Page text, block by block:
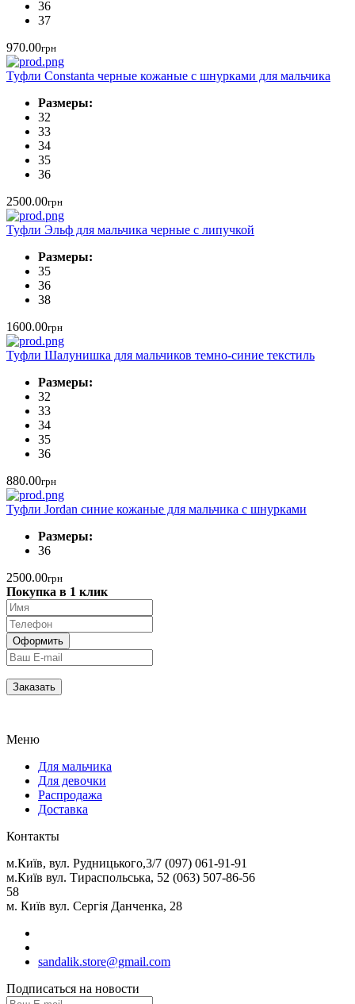
36
37
970.00грн
Туфли Constanta черные кожаные с шнурками для мальчика
Размеры:
32
33
34
35
36
2500.00грн
Туфли Эльф для мальчика черные с липучкой
Размеры:
35
36
38
1600.00грн
Туфли Шалунишка для мальчиков темно-синие текстиль
Размеры:
32
33
34
35
36
880.00грн
Туфли Jordan синие кожаные для мальчика с шнурками
Размеры:
36
2500.00грн
Покупка в 1 клик
Меню
Для мальчика
Для девочки
Распродажа
Доставка
Контакты
м.Київ, вул. Рудницького,3/7 (097) 061-91-91
м.Київ вул. Тираспольська, 52 (063) 507-86-56
58
м. Київ вул. Сергія Данченка, 28
sandalik.store@gmail.com
Подписаться на новости